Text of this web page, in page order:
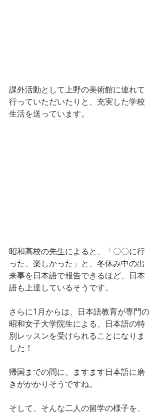
課外活動として上野の美術館に連れて
行っていただいたりと、充実した学校
生活を送っています。
昭和高校の先生によると、「〇〇に行
った、楽しかった」と、冬休み中の出
来事を日本語で報告できるほど、日本
語も上達しているそうです。
さらに1月からは、日本語教育が専門の
昭和女子大学院生による、日本語の特
別レッスンを受けられることになりま
した！
帰国までの間に、ますます日本語に磨
きがかかりそうですね。
そして、そんな二人の留学の様子を、